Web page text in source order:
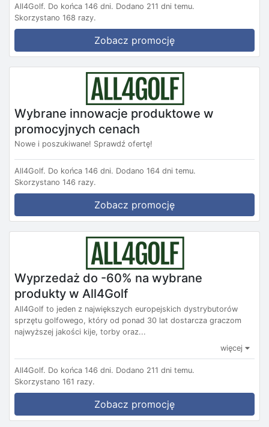
All4Golf. Do końca 146 dni. Dodano 211 dni temu.
Skorzystano 168 razy.
Zobacz promocję
Wybrane innowacje produktowe w
promocyjnych cenach
Nowe i poszukiwane! Sprawdź ofertę!
All4Golf. Do końca 146 dni. Dodano 164 dni temu.
Skorzystano 146 razy.
Zobacz promocję
Wyprzedaż do -60% na wybrane
produkty w All4Golf
All4Golf to jeden z największych europejskich dystrybutorów
sprzętu golfowego, który od ponad 30 lat dostarcza graczom
najwyższej jakości kije, torby oraz...
więcej
All4Golf. Do końca 146 dni. Dodano 211 dni temu.
Skorzystano 161 razy.
Zobacz promocję